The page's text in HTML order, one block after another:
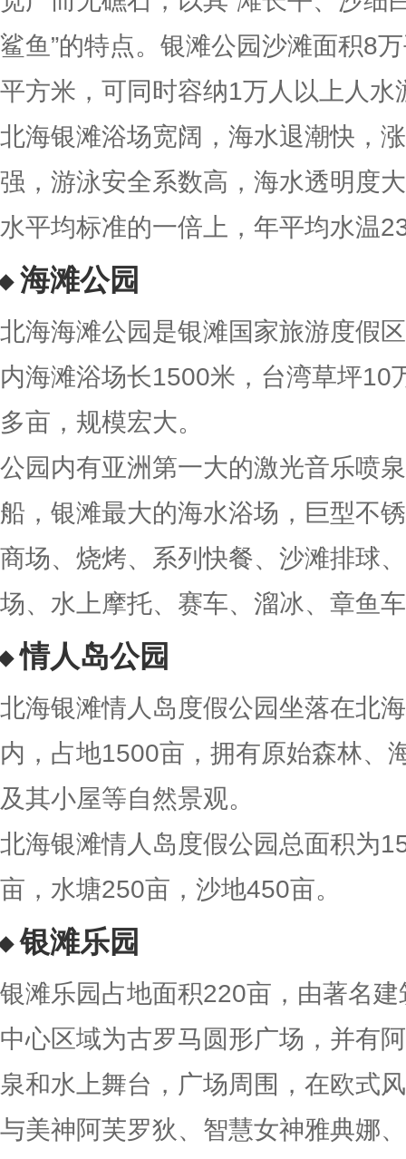
鲨鱼”的特点。银滩公园沙滩面积8
平方米，可同时容纳1万人以上人水
北海银滩浴场宽阔，海水退潮快，
强，游泳安全系数高，海水透明度
水平均标准的一倍上，年平均水温
海滩公园
北海海滩公园是银滩国家旅游度假
内海滩浴场长1500米，台湾草坪10
多亩，规模宏大。
公园内有亚洲第一大的激光音乐喷
船，银滩最大的海水浴场，巨型不
商场、烧烤、系列快餐、沙滩排球
场、水上摩托、赛车、溜冰、章鱼
情人岛公园
北海银滩情人岛度假公园坐落在北
内，占地1500亩，拥有原始森林、
及其小屋等自然景观。
北海银滩情人岛度假公园总面积为
亩，水塘250亩，沙地450亩。
银滩乐园
银滩乐园占地面积220亩，由著名
中心区域为古罗马圆形广场，并有
泉和水上舞台，广场周围，在欧式
与美神阿芙罗狄、智慧女神雅典娜